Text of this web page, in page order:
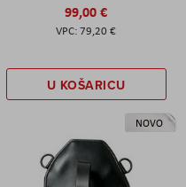
99,00 €
79,20 €
U KOŠARICU
NOVO